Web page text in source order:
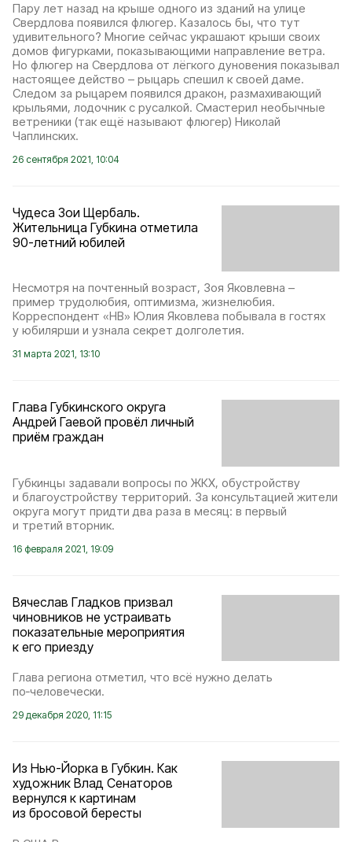
Пару лет назад на крыше одного из зданий на улице
Свердлова появился флюгер. Казалось бы, что тут
удивительного? Многие сейчас украшают крыши своих
домов фигурками, показывающими направление ветра.
Но флюгер на Свердлова от лёгкого дуновения показывал
настоящее действо – рыцарь спешил к своей даме.
Следом за рыцарем появился дракон, размахивающий
крыльями, лодочник с русалкой. Смастерил необычные
ветреники (так ещё называют флюгер) Николай
Чаплинских.
26 сентября 2021, 10:04
Чудеса Зои Щербаль.
Жительница Губкина отметила
90-летний юбилей
Несмотря на почтенный возраст, Зоя Яковлевна –
пример трудолюбия, оптимизма, жизнелюбия.
Корреспондент «НВ» Юлия Яковлева побывала в гостях
у юбилярши и узнала секрет долголетия.
31 марта 2021, 13:10
Глава Губкинского округа
Андрей Гаевой провёл личный
приём граждан
Губкинцы задавали вопросы по ЖКХ, обустройству
и благоустройству территорий. За консультацией жители
округа могут придти два раза в месяц: в первый
и третий вторник.
16 февраля 2021, 19:09
Вячеслав Гладков призвал
чиновников не устраивать
показательные мероприятия
к его приезду
Глава региона отметил, что всё нужно делать
по‑человечески.
29 декабря 2020, 11:15
Из Нью-Йорка в Губкин. Как
художник Влад Сенаторов
вернулся к картинам
из бросовой бересты